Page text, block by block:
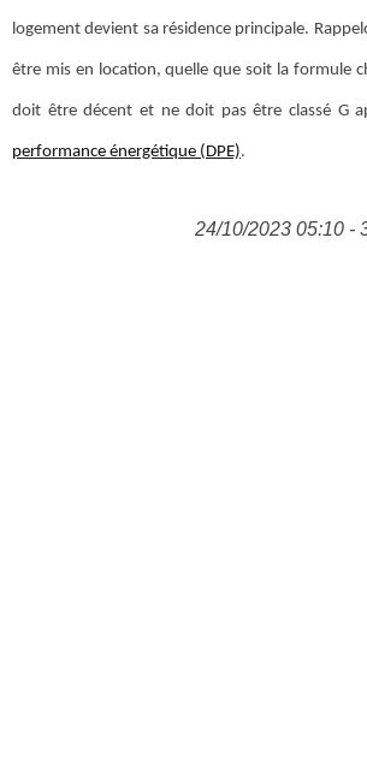
logement devient sa résidence principale.
être mis en location, quelle que soit la formule
doit être décent et ne doit pas être classé G
performance énergétique (DPE).
24/10/2023 05:10 -